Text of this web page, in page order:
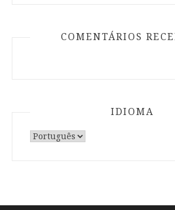
COMENTÁRIOS
IDIOMA
Escolha